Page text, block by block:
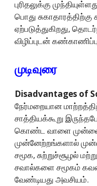
புரிதலுக்கு
பொது
ஏற்படுத்துகிறது,
விழிப்புடன்
முடிவுரை
Disadvantages of
நேர்மறையான
சாத்தியக்கூறு
கொண்ட வாளை
முன்னேற்றங்களால்
சமூக, சுற்றுச்சூழல்
சவால்களை சமூகம்
வேண்டியது அவசியம்.